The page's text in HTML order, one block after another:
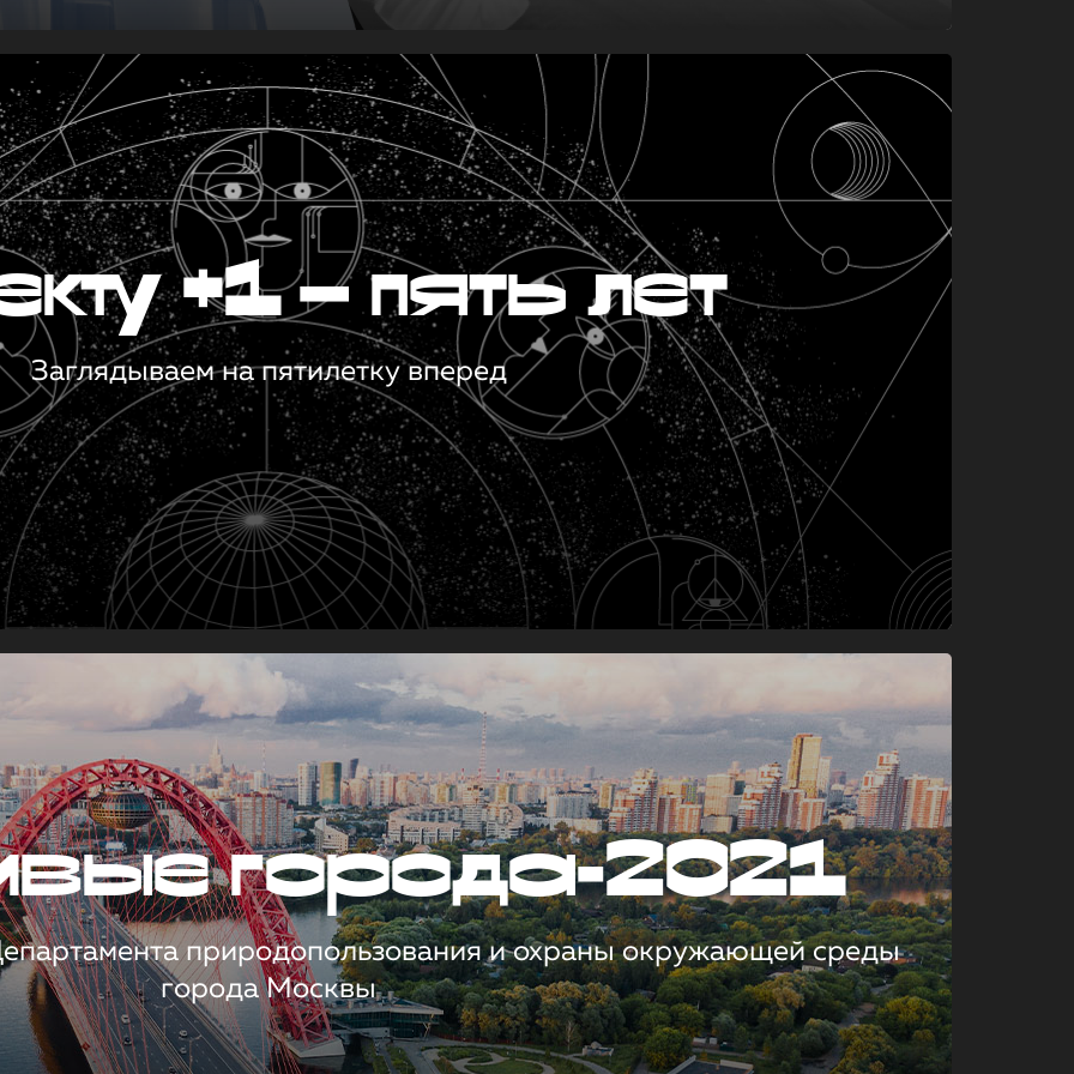
+1 — пять лет
Заглядываем на пятилетку вперед
города-2021
природопользования и охраны окружающей среды
города Москвы